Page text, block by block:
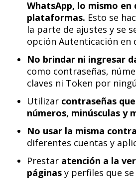
WhatsApp, lo mismo
plataformas. Esto se
la parte de ajustes y se
opción Autenticación en
No brindar ni ingresar
como contraseñas,
claves ni Token por
Utilizar contraseñas
números, minúsculas y
No usar la misma
diferentes cuentas y
Prestar atención a la
páginas y perfiles que se